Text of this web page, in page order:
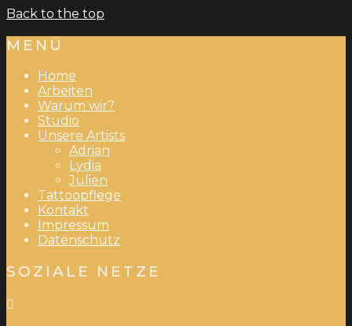
Back to the top
MENÜ
Home
Arbeiten
Warum wir?
Studio
Unsere Artists
Adrian
Lydia
Julien
Tattoopflege
Kontakt
Impressum
Datenschutz
SOZIALE NETZE